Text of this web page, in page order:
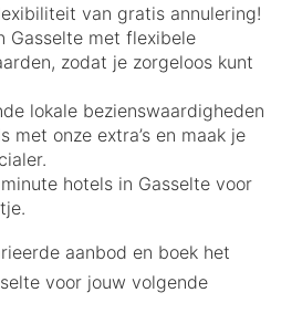
van gratis annulering!
Gasselte met flexibele
zodat je zorgeloos kunt
lokale bezienswaardigheden
met onze extra’s en maak je
hotels in Gasselte voor
aanbod en boek het
voor jouw volgende